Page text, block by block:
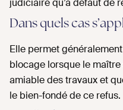
judiciaire qu’à défaut de
Dans quels cas
Elle permet
blocage lorsque le
amiable des travaux et
le bien-fondé de ce refus.